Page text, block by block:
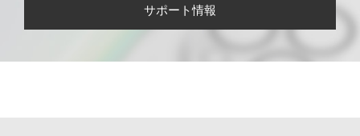
サポート情報